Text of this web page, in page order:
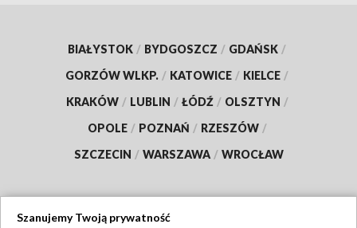
BIAŁYSTOK / BYDGOSZCZ / GDAŃSK /
GORZÓW WLKP. / KATOWICE / KIELCE /
KRAKÓW / LUBLIN / ŁÓDŹ / OLSZTYN /
OPOLE / POZNAŃ / RZESZÓW /
SZCZECIN / WARSZAWA / WROCŁAW
Szanujemy Twoją prywatność